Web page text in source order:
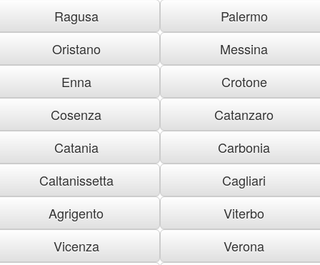
Ragusa
Palermo
Oristano
Messina
Enna
Crotone
Cosenza
Catanzaro
Catania
Carbonia
Caltanissetta
Cagliari
Agrigento
Viterbo
Vicenza
Verona